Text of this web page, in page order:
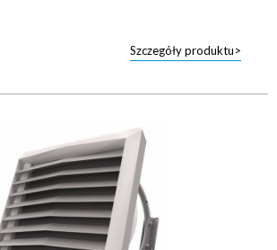
Szczegóły produktu>